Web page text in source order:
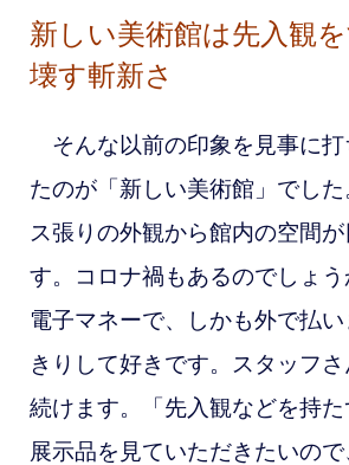
新しい美術館は先入観
壊す斬新さ
そんな以前の印象を見事に打
たのが「新しい美術館」でし
ス張りの外観から館内の空間が
す。コロナ禍もあるのでしょ
電子マネーで、しかも外で払
きりして好きです。スタッフ
続けます。「先入観などを持た
展示品を見ていただきたいの